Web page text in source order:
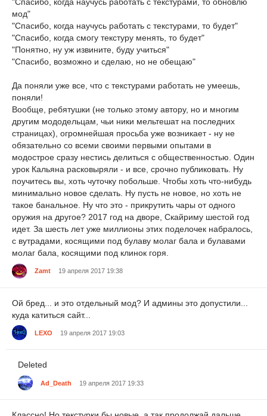
мод"
"Спасибо, когда научусь работать с текстурами, то будет"
"Спасибо, когда смогу текстуру менять, то будет"
"Понятно, ну уж извините, буду учиться"
"Спасибо, возможно и сделаю, но не обещаю"
Да поняли уже все, что с текстурами работать не умеешь,
поняли!
Вообще, ребятушки (не только этому автору, но и многим
другим мододельцам, чьи ники мельтешат на последних
страницах), огромнейшая просьба уже возникает - ну не
обязательно со всеми своими первыми опытами в
модострое сразу нестись делиться с общественностью. Один
урок Кальяна расковыряли - и все, срочно публиковать. Ну
поучитесь вы, хоть чуточку побольше. Чтобы хоть что-нибудь
минимально новое сделать. Ну пусть не новое, но хоть не
такое банальное. Ну что это - прикрутить чары от одного
оружия на другое? 2017 год на дворе, Скайриму шестой год
идет. За шесть лет уже миллионы этих поделочек набралось,
с вутрадами, косящими под булаву молаг бала и булавами
молаг бала, косящими под клинок горя.
Zamt 19 апреля 2017 19:38
Ой бред... и это отдельный мод? И админы это допустили...
куда катиться сайт...
LEXO 19 апреля 2017 19:03
Deleted
Ad_Death 19 апреля 2017 19:33